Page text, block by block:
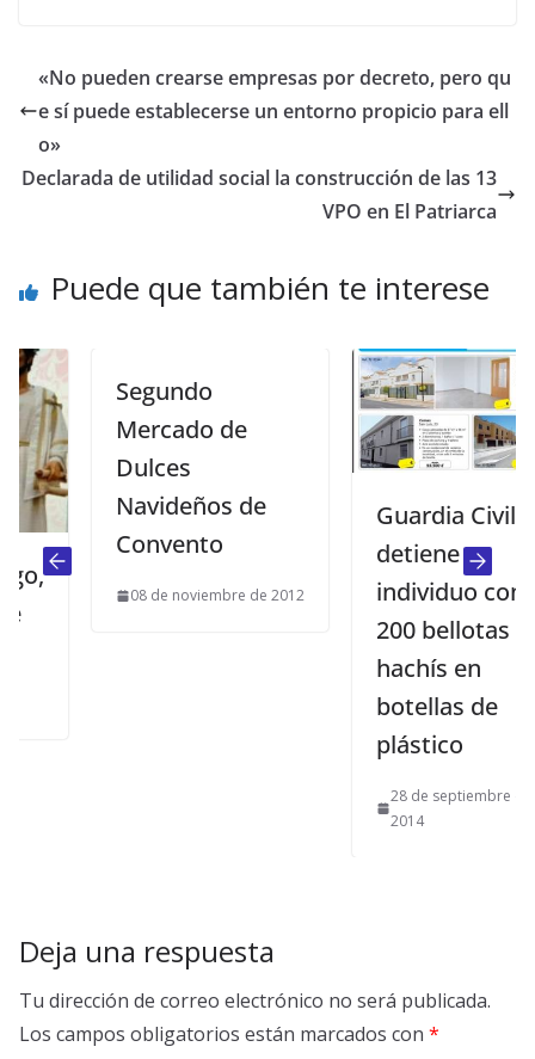
«No pueden crearse empresas por decreto, pero qu
e sí puede establecerse un entorno propicio para ell
o»
Declarada de utilidad social la construcción de las 13
VPO en El Patriarca
Puede que también te interese
Segundo
Mercado de
Dulces
Navideños de
Convento
08 de noviembre de 2012
Guardia Civil
detiene a
individuo con
200 bellotas de
hachís en
botellas de
plástico
28 de septiembre de
Deja una respuesta
Tu dirección de correo electrónico no será publicada.
Los campos obligatorios están marcados con *